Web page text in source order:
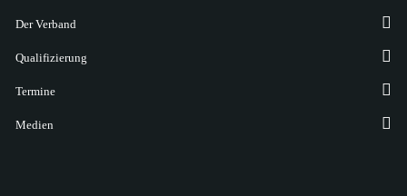
Der Verband
Qualifizierung
Termine
Medien